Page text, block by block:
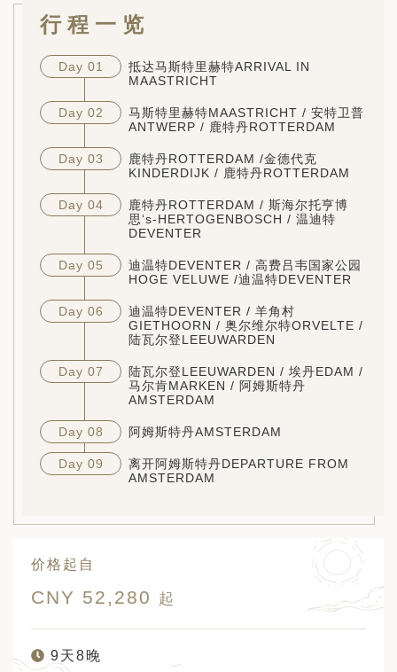
行程一览
Day 01
抵达马斯特里赫特ARRIVAL IN
MAASTRICHT
Day 02
马斯特里赫特MAASTRICHT / 安特卫普
ANTWERP / 鹿特丹ROTTERDAM
Day 03
鹿特丹ROTTERDAM /金德代克
KINDERDIJK / 鹿特丹ROTTERDAM
Day 04
鹿特丹ROTTERDAM / 斯海尔托亨博
思‘s-HERTOGENBOSCH / 温迪特
DEVENTER
Day 05
迪温特DEVENTER / 高费吕韦国家公园
HOGE VELUWE /迪温特DEVENTER
Day 06
迪温特DEVENTER / 羊角村
GIETHOORN / 奥尔维尔特ORVELTE /
陆瓦尔登LEEUWARDEN
Day 07
陆瓦尔登LEEUWARDEN / 埃丹EDAM /
马尔肯MARKEN / 阿姆斯特丹
AMSTERDAM
Day 08 阿姆斯特丹AMSTERDAM
Day 09
离开阿姆斯特丹DEPARTURE FROM
AMSTERDAM
价格起自
CNY 52,280 起
9天8晚